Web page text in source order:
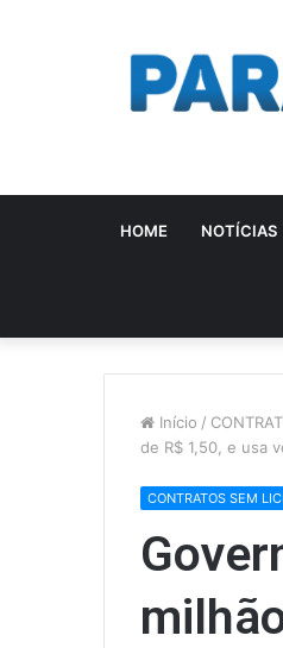
HOME NOTÍCIAS
Início /
de R$ 1,50, e usa
CONTRATOS SEM